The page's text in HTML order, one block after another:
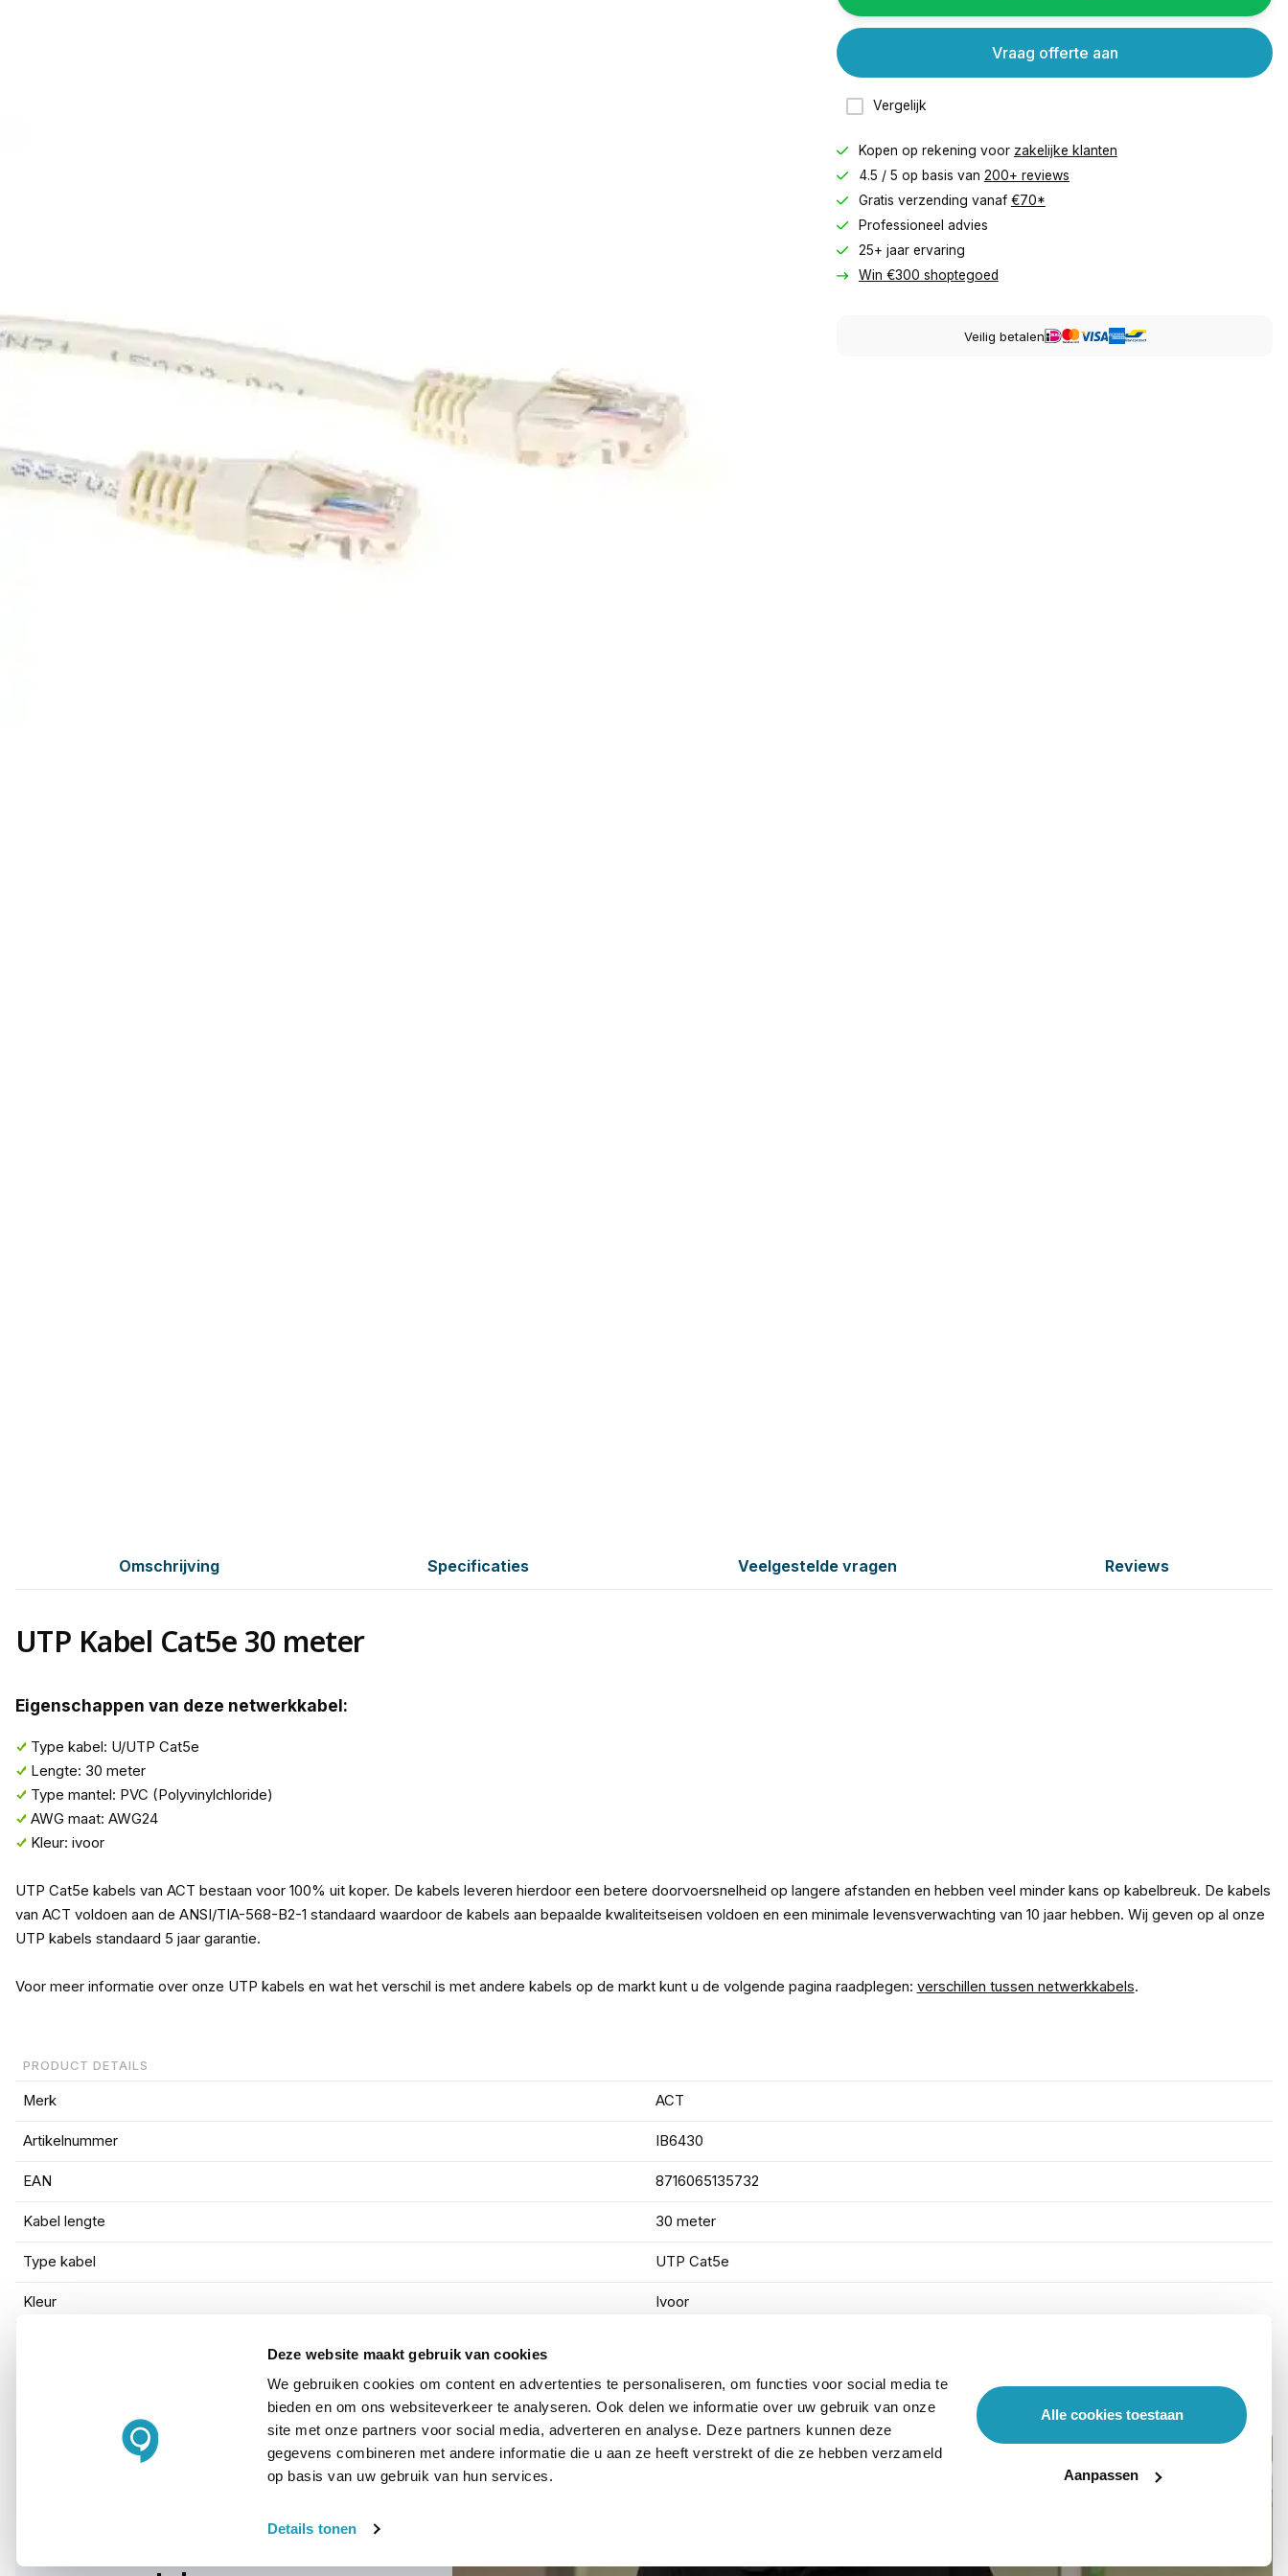
Deze website maakt gebruik van cookies
We gebruiken cookies om content en advertenties te personaliseren, om functies voor social media te
bieden en om ons websiteverkeer te analyseren. Ook delen we informatie over uw gebruik van onze
site met onze partners voor social media, adverteren en analyse. Deze partners kunnen deze
gegevens combineren met andere informatie die u aan ze heeft verstrekt of die ze hebben verzameld
op basis van uw gebruik van hun services.
Details tonen
Alle cookies toestaan
Aanpassen
Vergelijk
Vraag offerte aan
Kopen op rekening voor zakelijke klanten
4.5 / 5 op basis van 200+ reviews
Gratis verzending vanaf €70*
Professioneel advies
25+ jaar ervaring
Win €300 shoptegoed
Veilig betalen
Omschrijving Specificaties Veelgestelde vragen Reviews
UTP Kabel Cat5e 30 meter
Eigenschappen van deze netwerkkabel:
Type kabel: U/UTP Cat5e
Lengte: 30 meter
Type mantel: PVC (Polyvinylchloride)
AWG maat: AWG24
Kleur: ivoor
UTP Cat5e kabels van ACT bestaan voor 100% uit koper. De kabels leveren hierdoor een betere doorvoersnelheid op langere afstanden en hebben veel minder kans op kabelbreuk. De kabels
van ACT voldoen aan de ANSI/TIA-568-B2-1 standaard waardoor de kabels aan bepaalde kwaliteitseisen voldoen en een minimale levensverwachting van 10 jaar hebben. Wij geven op al onze
UTP kabels standaard 5 jaar garantie.
Voor meer informatie over onze UTP kabels en wat het verschil is met andere kabels op de markt kunt u de volgende pagina raadplegen: verschillen tussen netwerkkabels.
PRODUCT DETAILS
Merk ACT
Artikelnummer IB6430
EAN 8716065135732
Kabel lengte 30 meter
Type kabel UTP Cat5e
Kleur Ivoor